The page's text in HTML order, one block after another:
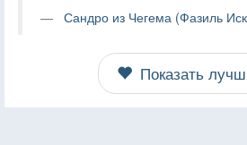
Сандро из Чегема (Фазиль
Показать